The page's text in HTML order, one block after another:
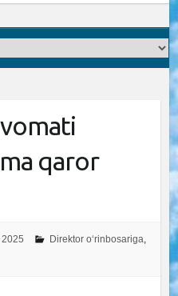
qaror
Direktor o‘rinbosariga,